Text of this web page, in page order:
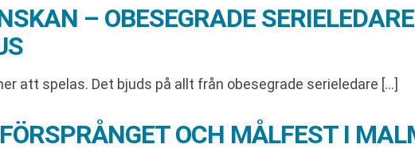
– OBESEGRADE
att spelas. Det bjuds på allt från obesegrade serieledare […]
OCH MÅLFEST I